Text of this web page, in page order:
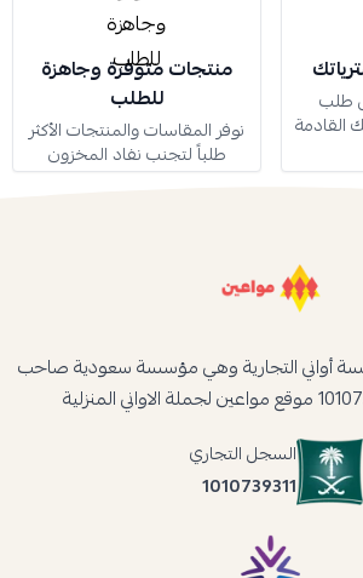
طلب
القادمة
منتجات متوفرة وجاهزة
للطلب
نوفر المقاسات والمنتجات الأكثر
طلباً لتجنب نفاد المخزون
أواني التجارية وهي مؤسسة سعودية صاحب
السجل التجاري
1010739311